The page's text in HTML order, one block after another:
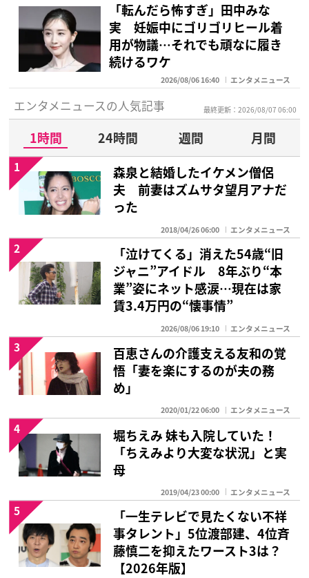
「転んだら怖すぎ」田中みな
実 妊娠中にゴリゴリヒール着
用が物議…それでも頑なに履き
続けるワケ
2026/08/06 16:40 エンタメニュース
エンタメニュースの人気記事 最終更新：2026/08/07 06:00
1時間 24時間 週間
月間
森泉と結婚したイケメン僧侶
夫 前妻はズムサタ望月アナだ
った
2018/04/26 06:00 エンタメニュース
1
「泣けてくる」消えた54歳“旧
ジャニ”アイドル 8年ぶり“本
業”姿にネット感涙…現在は家
賃3.4万円の“懐事情”
2026/08/06 19:10 エンタメニュース
2
百恵さんの介護支える友和の覚
悟「妻を楽にするのが夫の務
め」
2020/01/22 06:00 エンタメニュース
3
堀ちえみ 妹も入院していた！
「ちえみより大変な状況」と実
母
2019/04/23 00:00 エンタメニュース
4
「一生テレビで見たくない不祥
事タレント」5位渡部建、4位斉
藤慎二を抑えたワースト3は？
【2026年版】
5